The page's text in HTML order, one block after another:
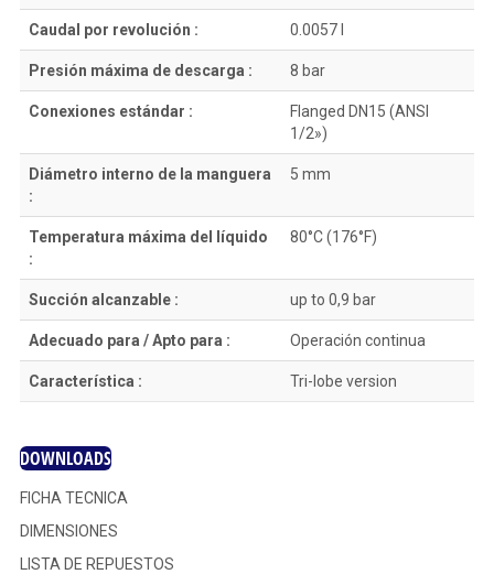
Caudal por revolución : 0.0057 l
Presión máxima de descarga : 8 bar
Conexiones estándar :
Flanged DN15 (ANSI
1/2»)
Diámetro interno de la manguera
:
5 mm
Temperatura máxima del líquido
:
80°C (176°F)
Succión alcanzable : up to 0,9 bar
Adecuado para / Apto para : Operación continua
Característica : Tri-lobe version
DOWNLOADS
FICHA TECNICA
DIMENSIONES
LISTA DE REPUESTOS